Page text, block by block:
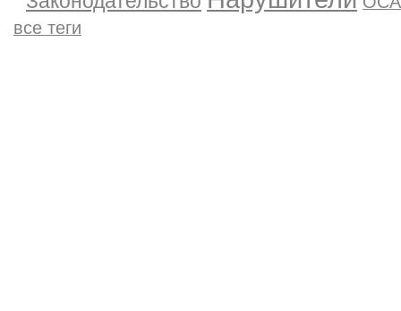
все теги